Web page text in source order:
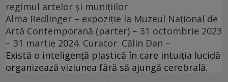
regimul artelor și munițiilor
Alma Redlinger – expoziție la Muzeul Național de
Artă Contemporană (parter) – 31 octombrie 2023
– 31 martie 2024. Curator: Călin Dan –
Există o inteligență plastică în care intuiția lucidă
organizează viziunea fără să ajungă cerebrală.